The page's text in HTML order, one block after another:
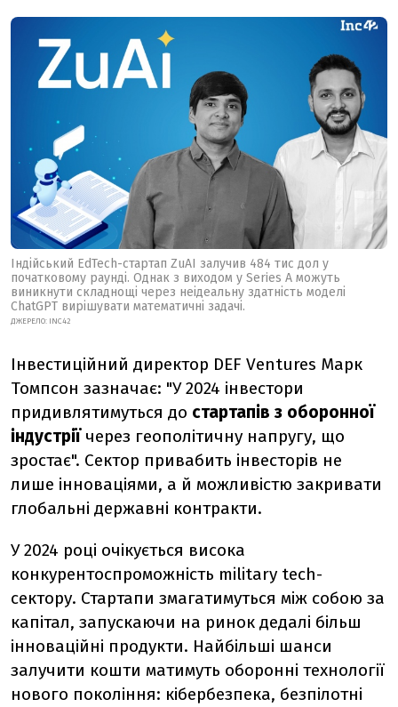
Індійський EdTech-стартап ZuAI залучив 484 тис дол у
початковому раунді. Однак з виходом у Series A можуть
виникнути складнощі через неідеальну здатність моделі
ChatGPT вирішувати математичні задачі.
ДЖЕРЕЛО: INC42
Інвестиційний директор DEF Ventures Марк
Томпсон зазначає: "У 2024 інвестори
придивлятимуться до стартапів з оборонної
індустріїчерез геополітичну напругу, що
зростає". Сектор привабить інвесторів не
лише інноваціями, а й можливістю закривати
глобальні державні контракти.
У 2024 році очікується висока
конкурентоспроможність military tech-
сектору. Стартапи змагатимуться між собою за
капітал, запускаючи на ринок дедалі більш
інноваційні продукти. Найбільші шанси
залучити кошти матимуть оборонні технології
нового покоління: кібербезпека, безпілотні